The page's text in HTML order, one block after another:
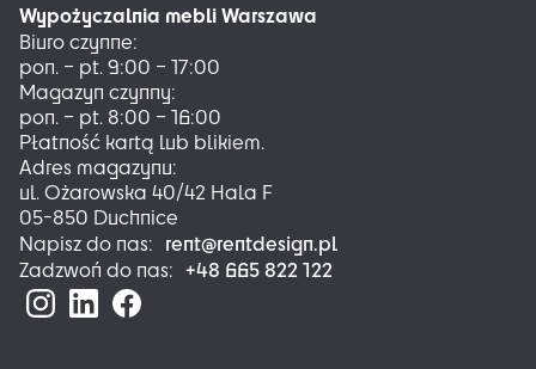
Wypożyczalnia mebli Warszawa
Biuro czynne:
pon. – pt. 9:00 – 17:00
Magazyn czynny:
pon. – pt. 8:00 – 16:00
Płatność kartą lub blikiem.
Adres magazynu:
ul. Ożarowska 40/42 Hala F
05-850 Duchnice
Napisz do nas: rent@rentdesign.pl
Zadzwoń do nas: +48 665 822 122